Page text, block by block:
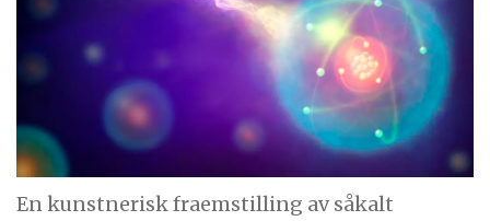
En kunstnerisk fraemstilling av såkalt